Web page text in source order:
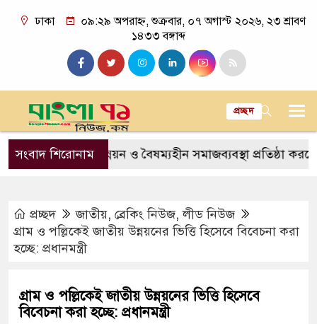
ঢাকা
০৯:২৯ অপরাহ্ন, শুক্রবার, ০৭ অগাস্ট ২০২৬, ২৩ শ্রাবণ
১৪৩৩ বঙ্গাব্দ
প্রচ্ছদ
সংবাদ শিরোনাম
উন্নয়ন ও বৈষম্যহীন সমাজব্যবস্থা প্রতিষ্ঠা করতে চাই:
প্রচ্ছদ জাতীয়, ব্রেকিং নিউজ,লীড নিউজ
গ্রাম ও পল্লিকেই জাতীয় উন্নয়নের ভিত্তি হিসেবে বিবেচনা করা
হচ্ছে: প্রধানমন্ত্রী
গ্রাম ও পল্লিকেই জাতীয় উন্নয়নের ভিত্তি হিসেবে
বিবেচনা করা হচ্ছে: প্রধানমন্ত্রী